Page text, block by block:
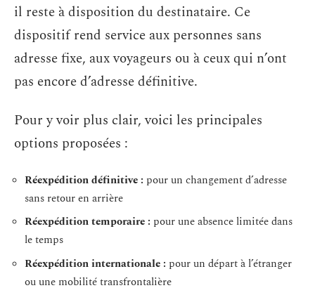
il reste à disposition du destinataire. Ce
dispositif rend service aux personnes sans
adresse fixe, aux voyageurs ou à ceux qui n’ont
pas encore d’adresse définitive.
Pour y voir plus clair, voici les principales
options proposées :
Réexpédition définitive : pour un changement d’adresse
sans retour en arrière
Réexpédition temporaire : pour une absence limitée dans
le temps
Réexpédition internationale : pour un départ à l’étranger
ou une mobilité transfrontalière